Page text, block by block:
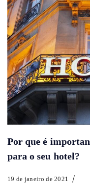
Por que é
para o seu hotel?
19 de janeiro de 2021